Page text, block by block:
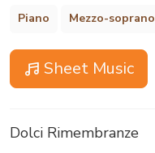
Piano Mezzo-soprano
Sheet Music
Dolci Rimembranze